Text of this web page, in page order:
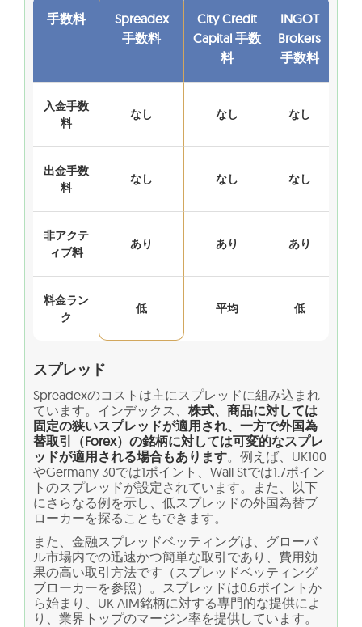
手数料
Spreadex
手数料
City Credit
Capital 手数
料
INGOT
Brokers
手数料
入金手数
料
なし なし なし
出金手数
料
なし なし なし
非アクテ
ィブ料
あり あり あり
料金ラン
ク
低 平均 低
スプレッド
Spreadexのコストは主にスプレッドに組み込まれ
ています。インデックス、 株式、商品に対しては
固定の狭いスプレッドが適用され、一方で外国為
替取引（Forex）の銘柄に対しては可変的なスプレ
ッドが適用される場合もあります。例えば、UK100
やGermany 30では1ポイント、Wall Stでは1.7ポイン
トのスプレッドが設定されています。また、以下
にさらなる例を示し、低スプレッドの外国為替ブ
ローカーを探ることもできます。
また、金融スプレッドベッティングは、グローバ
ル市場内での迅速かつ簡単な取引であり、費用効
果の高い取引方法です（スプレッドベッティング
ブローカーを参照）。スプレッドは0.6ポイントか
ら始まり、UK AIM銘柄に対する専門的な提供によ
り、業界トップのマージン率を提供しています。